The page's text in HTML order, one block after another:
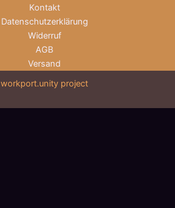
Kontakt
Datenschutzerklärung
Widerruf
AGB
Versand
workport.unity project